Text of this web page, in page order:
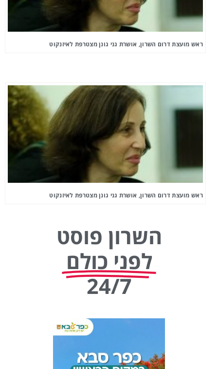
ראש מועצת דרום השרון, אושרת גני גונן מצטרפת לאיזנקוט
ראש מועצת דרום השרון, אושרת גני גונן מצטרפת לאיזנקוט
השרון פוסט
לפני כולם
24/7